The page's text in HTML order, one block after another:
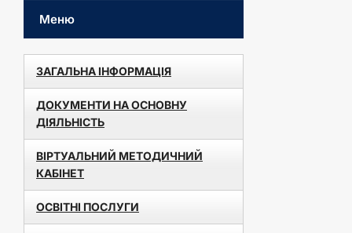
Меню
ЗАГАЛЬНА ІНФОРМАЦІЯ
ДОКУМЕНТИ НА ОСНОВНУ
ДІЯЛЬНІСТЬ
ВІРТУАЛЬНИЙ МЕТОДИЧНИЙ
КАБІНЕТ
ОСВІТНІ ПОСЛУГИ